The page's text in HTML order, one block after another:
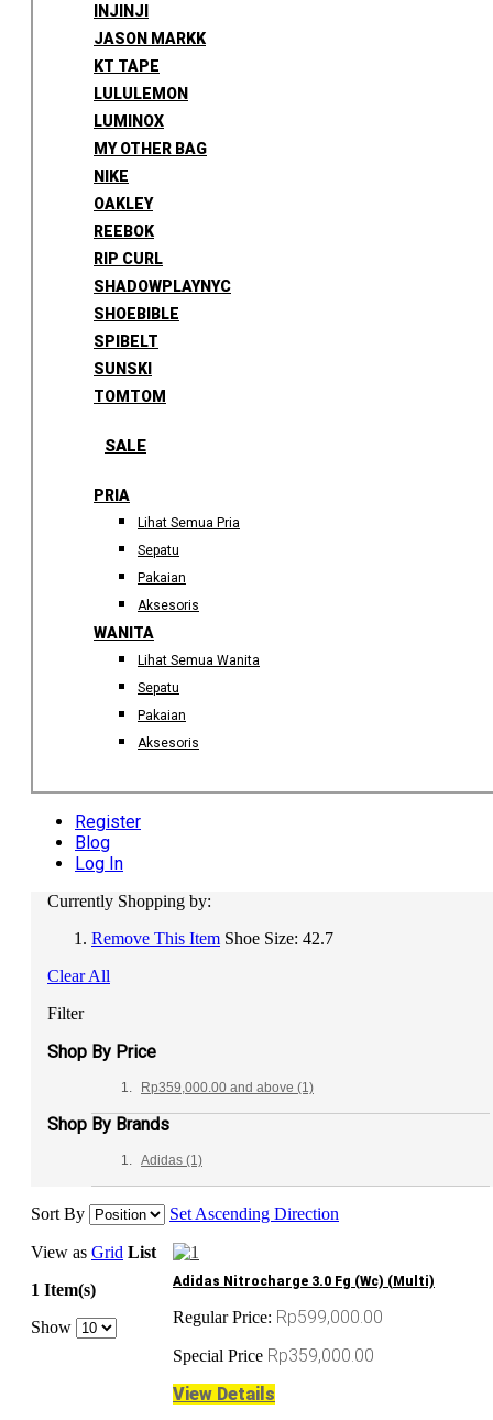
INJINJI
JASON MARKK
KT TAPE
LULULEMON
LUMINOX
MY OTHER BAG
NIKE
OAKLEY
REEBOK
RIP CURL
SHADOWPLAYNYC
SHOEBIBLE
SPIBELT
SUNSKI
TOMTOM
SALE
PRIA
Lihat Semua Pria
Sepatu
Pakaian
Aksesoris
WANITA
Lihat Semua Wanita
Sepatu
Pakaian
Aksesoris
Register
Blog
Log In
Currently Shopping by:
Remove This Item Shoe Size: 42.7
Clear All
Filter
Shop By Price
Rp359,000.00 and above (1)
Shop By Brands
Adidas (1)
Sort By Set Ascending Direction
View as Grid List
1 Item(s)
Show
Adidas Nitrocharge 3.0 Fg (Wc) (Multi)
Regular Price: Rp599,000.00
Special Price Rp359,000.00
View Details